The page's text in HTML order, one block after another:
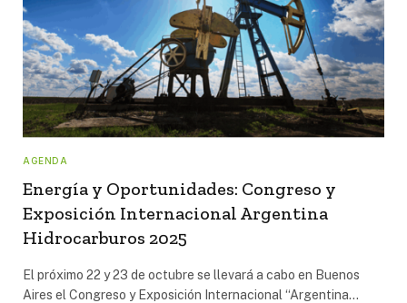
AGENDA
Energía y Oportunidades: Congreso y
Exposición Internacional Argentina
Hidrocarburos 2025
El próximo 22 y 23 de octubre se llevará a cabo en Buenos
Aires el Congreso y Exposición Internacional “Argentina…